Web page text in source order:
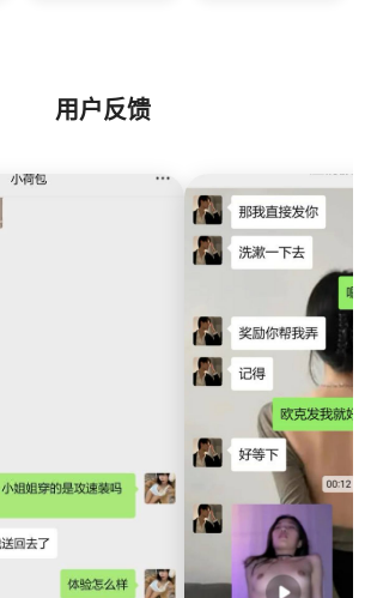
用户反馈